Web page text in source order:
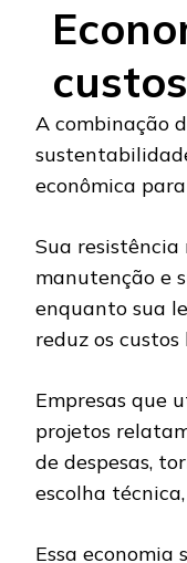
custos
A combinação
econômica
Sua resistência
manutenção e
enquanto sua
reduz os custos
Empresas que
projetos
de despesas,
escolha
Essa economia